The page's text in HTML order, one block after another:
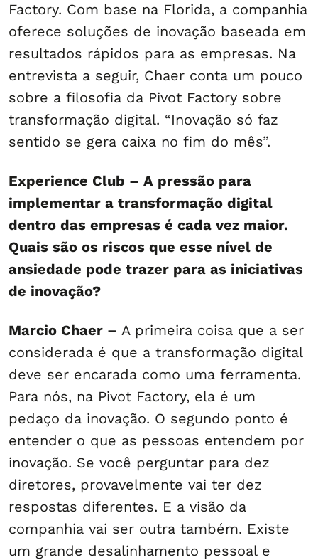
Factory. Com base na Florida, a companhia
oferece soluções de inovação baseada em
resultados rápidos para as empresas. Na
entrevista a seguir, Chaer conta um pouco
sobre a filosofia da Pivot Factory sobre
transformação digital. “Inovação só faz
sentido se gera caixa no fim do mês”.
Experience Club – A pressão para
implementar a transformação digital
dentro das empresas é cada vez maior.
Quais são os riscos que esse nível de
ansiedade pode trazer para as iniciativas
de inovação?
Marcio Chaer – A primeira coisa que a ser
considerada é que a transformação digital
deve ser encarada como uma ferramenta.
Para nós, na Pivot Factory, ela é um
pedaço da inovação. O segundo ponto é
entender o que as pessoas entendem por
inovação. Se você perguntar para dez
diretores, provavelmente vai ter dez
respostas diferentes. E a visão da
companhia vai ser outra também. Existe
um grande desalinhamento pessoal e